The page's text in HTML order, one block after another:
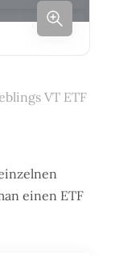
VT ETF
einen ETF